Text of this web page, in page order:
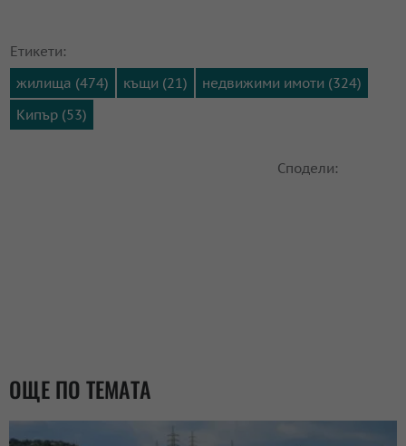
Етикети:
жилища (474)
къщи (21)
недвижими имоти (324)
Кипър (53)
Сподели:
ОЩЕ ПО ТЕМАТА